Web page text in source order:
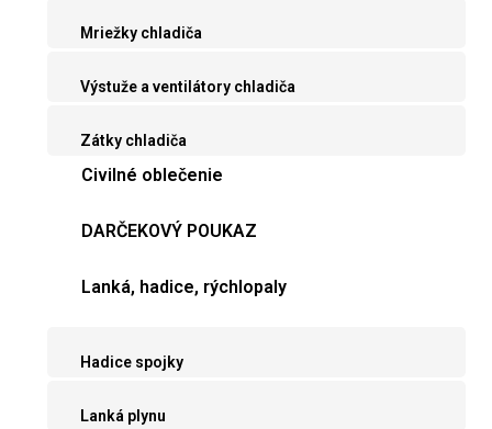
Mriežky chladiča
Výstuže a ventilátory chladiča
Zátky chladiča
Civilné oblečenie
DARČEKOVÝ POUKAZ
Lanká, hadice, rýchlopaly
Hadice spojky
Lanká plynu